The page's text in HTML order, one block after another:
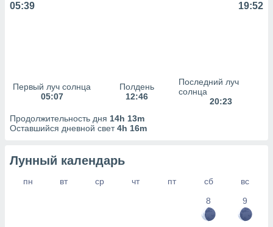
05:39 19:52
Первый луч солнца
05:07
Полдень
12:46
Последний луч
солнца
20:23
Продолжительность дня 14h 13m
Оставшийся дневной свет4h 16m
Лунный календарь
пн вт ср чт пт сб
вс
8
9